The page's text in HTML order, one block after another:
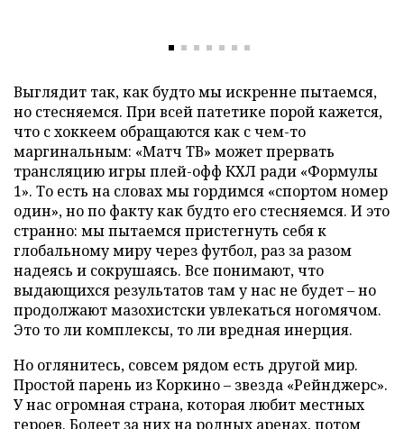
Выглядит так, как будто мы искренне пытаемся,
но стесняемся. При всей патетике порой кажется,
что с хоккеем обращаются как с чем-то
маргинальным: «Матч ТВ» может прервать
трансляцию игры плей-офф КХЛ ради «Формулы
1». То есть на словах мы гордимся «спортом номер
один», но по факту как будто его стесняемся. И это
странно: мы пытаемся пристегнуть себя к
глобальному миру через футбол, раз за разом
надеясь и сокрушаясь. Все понимают, что
выдающихся результатов там у нас не будет – но
продолжают мазохистски увлекаться ногомячом.
Это то ли комплексы, то ли вредная инерция.
Но оглянитесь, совсем рядом есть другой мир.
Простой парень из Коркино – звезда «Рейнджерс».
У нас огромная страна, которая любит местных
героев. Болеет за них на родных аренах, потом